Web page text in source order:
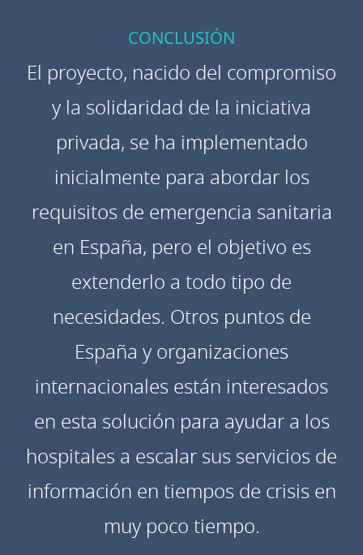
CONCLUSIÓN
El proyecto, nacido del compromiso
y la solidaridad de la iniciativa
privada, se ha implementado
inicialmente para abordar los
requisitos de emergencia sanitaria
en España, pero el objetivo es
extenderlo a todo tipo de
necesidades. Otros puntos de
España y organizaciones
internacionales están interesados
en esta solución para ayudar a los
hospitales a escalar sus servicios de
información en tiempos de crisis en
muy poco tiempo.